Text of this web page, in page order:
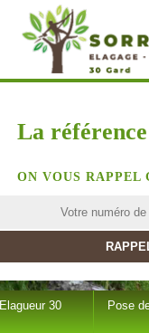
La référence
ON VOUS RAPPEL
Elagueur 30 Pose